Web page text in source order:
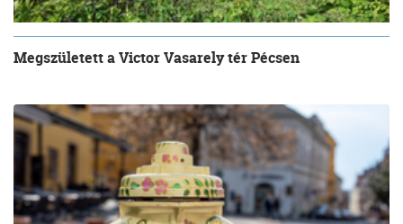
Megszületett a Victor Vasarely tér Pécsen